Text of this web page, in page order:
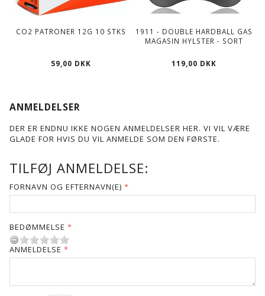
CO2 PATRONER 12G 10 STKS
59,00 DKK
1911 - DOUBLE HARDBALL GAS
MAGASIN HYLSTER - SORT
119,00 DKK
ANMELDELSER
DER ER ENDNU IKKE NOGEN ANMELDELSER HER. VI VIL VÆRE
GLADE FOR HVIS DU VIL ANMELDE SOM DEN FØRSTE.
TILFØJ ANMELDELSE:
FORNAVN OG EFTERNAVN(E)
BEDØMMELSE
ANMELDELSE